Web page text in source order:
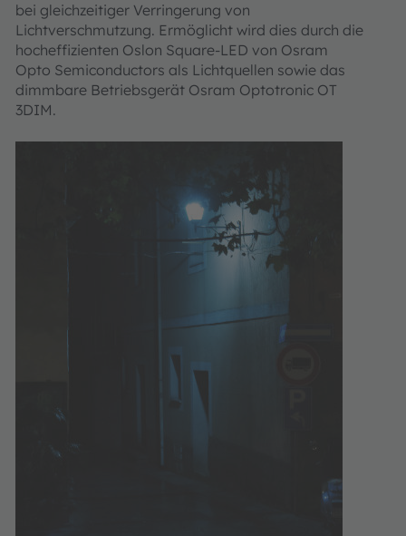
bei gleichzeitiger Verringerung von
Lichtverschmutzung. Ermöglicht wird dies durch die
hocheffizienten Oslon Square-LED von Osram
Opto Semiconductors als Lichtquellen sowie das
dimmbare Betriebsgerät Osram Optotronic OT
3DIM.